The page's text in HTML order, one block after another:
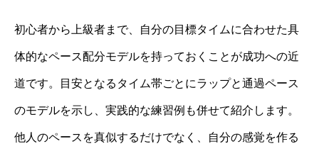
初心者から上級者まで、自分の目標タイムに合わせた具
体的なペース配分モデルを持っておくことが成功への近
道です。目安となるタイム帯ごとにラップと通過ペース
のモデルを示し、実践的な練習例も併せて紹介します。
他人のペースを真似するだけでなく、自分の感覚を作る